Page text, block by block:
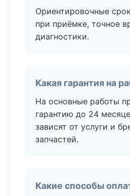
Ориентировочные
при приёмке, точное
диагностики.
Какая гарантия на
На основные работы
гарантию до 24
зависят от услуги и
запчастей.
Какие способы